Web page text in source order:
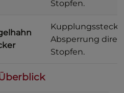
Stopfen.
Absperrung
Stopfen.